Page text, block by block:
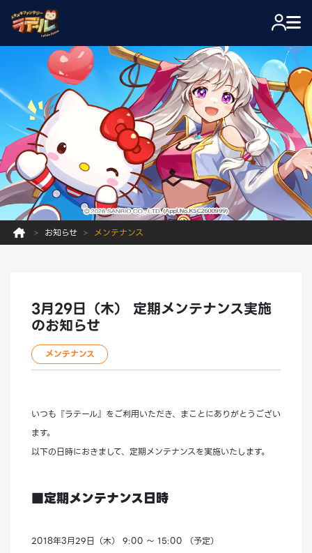
お知らせ メンテナンス
3月29日（木） 定期メンテナンス実施
のお知らせ
メンテナンス
いつも『ラテール』をご利用いただき、まことにありがとうござい
ます。
以下の日時におきまして、定期メンテナンスを実施いたします。
■定期メンテナンス日時
2018年3月29日（木） 9:00 ～ 15:00 （予定）